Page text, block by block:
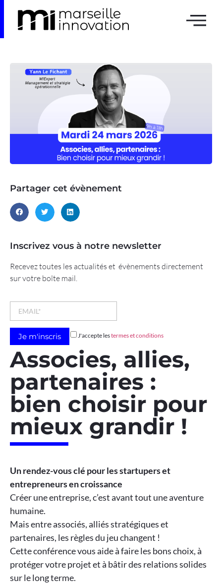
Partager cet évènement
Inscrivez vous à notre newsletter
Recevez toutes les actualités et évènements directement
sur votre boîte mail.
J'accepte lestermes et conditions
Associes, allies,
partenaires :
bien choisir pour
mieux grandir !
Un rendez-vous clé pour les startupers et
entrepreneurs en croissance
Créer une entreprise, c’est avant tout une aventure
humaine.
Mais entre associés, alliés stratégiques et
partenaires, les règles du jeu changent !
Cette conférence vous aide à faire les bons choix, à
protéger votre projet et à bâtir des relations solides
sur le long terme.